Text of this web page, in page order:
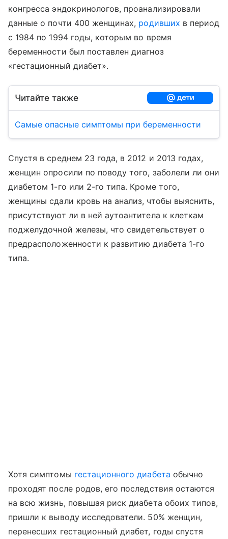
конгресса эндокринологов, проанализировали
данные о почти 400 женщинах, родивших в период
с 1984 по 1994 годы, которым во время
беременности был поставлен диагноз
«гестационный диабет».
Читайте также
Самые опасные симптомы при беременности
Спустя в среднем 23 года, в 2012 и 2013 годах,
женщин опросили по поводу того, заболели ли они
диабетом 1-го или 2-го типа. Кроме того,
женщины сдали кровь на анализ, чтобы выяснить,
присутствуют ли в ней аутоантитела к клеткам
поджелудочной железы, что свидетельствует о
предрасположенности к развитию диабета 1-го
типа.
Хотя симптомы гестационного диабета обычно
проходят после родов, его последствия остаются
на всю жизнь, повышая риск диабета обоих типов,
пришли к выводу исследователи. 50% женщин,
перенесших гестационный диабет, годы спустя